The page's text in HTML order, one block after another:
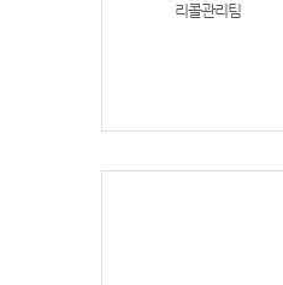
리콜관리팀